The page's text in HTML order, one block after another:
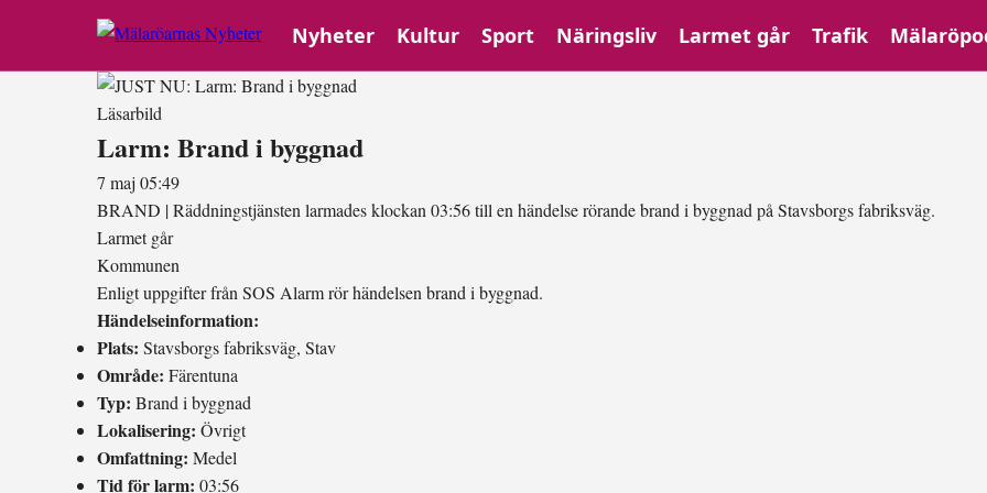
Nyheter Kultur Sport Näringsliv Larmet går Trafik
Läsarbild
Larm: Brand i byggnad
7 maj 05:49
BRAND |Räddningstjänsten larmades klockan 03:56 till en händelse rörande brand i byggnad på Stavsborgs fabriksväg.
Larmet går
Kommunen
Enligt uppgifter från SOS Alarm rör händelsen brand i byggnad.
Händelseinformation:
Plats: Stavsborgs fabriksväg, Stav
Område: Färentuna
Typ: Brand i byggnad
Lokalisering: Övrigt
Omfattning: Medel
Tid för larm: 03:56